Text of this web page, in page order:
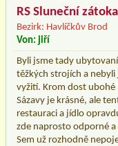
RS Sluneční zátoka
Bezirk: Havlíčkův Brod
Von: jiří
Byli jsme tady
těžkých strojích a nebyli
vyžití. Krom dost ubohé
Sázavy je krásné, ale
restauraci a jídlo
zde naprosto odporné
Sem už rozhodně